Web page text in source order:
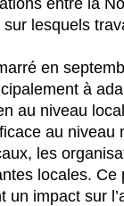
entre la
sur lesquels
en
à
au niveau
au
les
locales.
un impact sur